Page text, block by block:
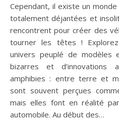
Cependant, il existe un
totalement déjantées et
rencontrent pour créer des
tourner les têtes !
univers peuplé de modèles
bizarres et d’innovations
amphibies : entre terre et
sont souvent perçues
mais elles font en réalité
automobile. Au début des…